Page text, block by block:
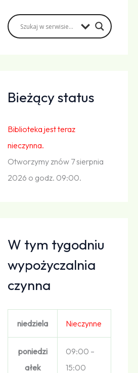
Bieżący status
Biblioteka jest teraz
nieczynna.
Otworzymy znów 7 sierpnia
2026 o godz. 09:00.
W tym tygodniu
wypożyczalnia
czynna
niedziela Nieczynne
poniedzi
ałek
09:00 –
15:00